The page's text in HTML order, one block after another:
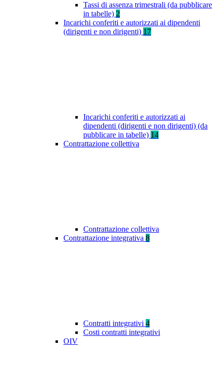
Tassi di assenza trimestrali (da pubblicare
in tabelle) 2
Incarichi conferiti e autorizzati ai dipendenti
(dirigenti e non dirigenti) 17
Incarichi conferiti e autorizzati ai
dipendenti (dirigenti e non dirigenti) (da
pubblicare in tabelle) 14
Contrattazione collettiva
Contrattazione collettiva
Contrattazione integrativa 8
Contratti integrativi 4
Costi contratti integrativi
OIV